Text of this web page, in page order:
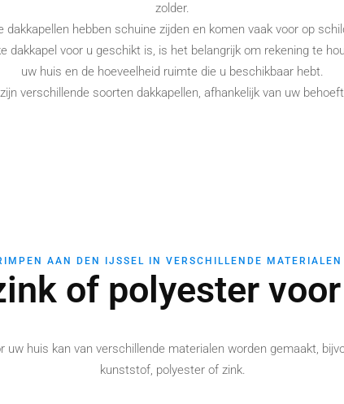
zolder.
dakkapellen hebben schuine zijden en komen vaak voor op
dakkapel voor u geschikt is, is het belangrijk om rekening te
uw huis en de hoeveelheid ruimte die u beschikbaar hebt.
verschillende soorten dakkapellen, afhankelijk van uw
AAN DEN IJSSEL IN VERSCHILLENDE MATERIALEN
of polyester
uw huis kan van verschillende materialen worden gemaakt,
kunststof, polyester of zink.